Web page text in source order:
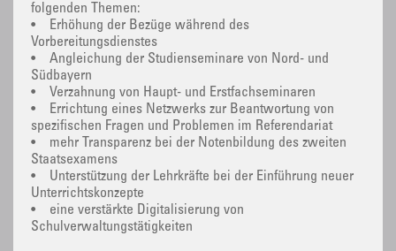
folgenden Themen:
• Erhöhung der Bezüge während des
Vorbereitungsdienstes
• Angleichung der Studienseminare von Nord- und
Südbayern
• Verzahnung von Haupt- und Erstfachseminaren
• Errichtung eines Netzwerks zur Beantwortung von
spezifischen Fragen und Problemen im Referendariat
• mehr Transparenz bei der Notenbildung des zweiten
Staatsexamens
• Unterstützung der Lehrkräfte bei der Einführung neuer
Unterrichtskonzepte
• eine verstärkte Digitalisierung von
Schulverwaltungstätigkeiten